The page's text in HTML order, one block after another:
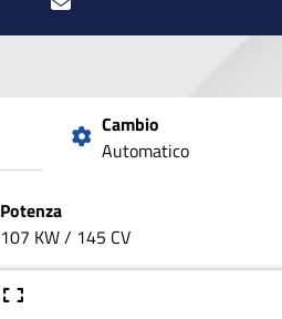
Cambio
Automatico
Potenza
107 KW / 145 CV